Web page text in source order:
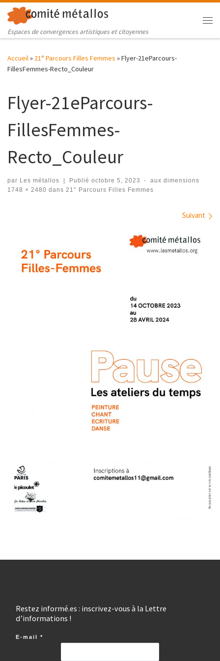
Skip to content
Espaces de convergences artistiques et citoyennes
Accueil» 21° Parcours Filles Femmes »Flyer-21eParcours-
FillesFemmes-Recto_Couleur
Flyer-21eParcours-
FillesFemmes-
Recto_Couleur
par Les métallos | Publié octobre 5, 2023 -
aux dimensions
1748 × 2480 dans 21° Parcours Filles Femmes
Suivant
Restez informé.es : inscrivez-vous à la Lettre
d’informations !
E-mail *